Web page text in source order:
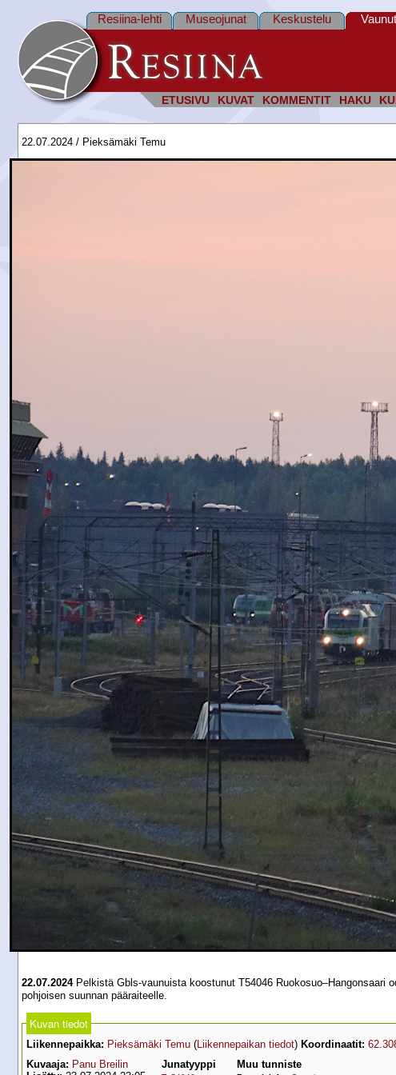
ETUSIVU KUVAT KOMMENTIT HAKU
Resiina-lehti Museojunat Keskustelu
22.07.2024 / Pieksämäki Temu
22.07.2024Pelkistä Gbls-vaunuista koostunut T54046 Ruokosuo–Hangonsaari
pohjoisen suunnan pääraiteelle.
Kuvan tiedot
Liikennepaikka: Pieksämäki Temu (Liikennepaikan tiedot) Koordinaatit:
Kuvaaja: Panu Breilin
Junatyyppi Muu tunniste